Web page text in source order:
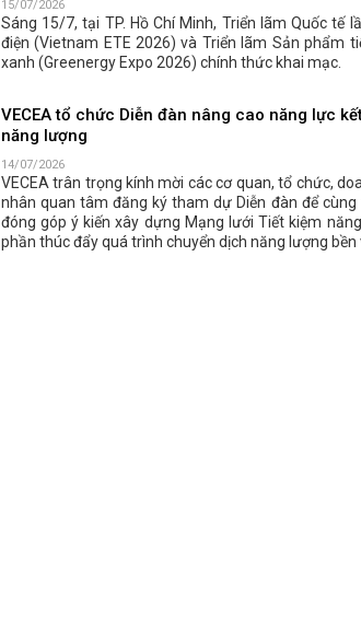
15/07/2026
Sáng 15/7, tại TP. Hồ Chí Minh, Triển lãm Quốc tế
điện (Vietnam ETE 2026) và Triển lãm Sản phẩm
xanh (Greenergy Expo 2026) chính thức khai mạc.
VECEA tổ chức Diễn đàn nâng cao năng lực
năng lượng
14/07/2026
VECEA trân trọng kính mời các cơ quan, tổ chức,
nhân quan tâm đăng ký tham dự Diễn đàn để
đóng góp ý kiến xây dựng Mạng lưới Tiết kiệm
phần thúc đẩy quá trình chuyển dịch năng lượng